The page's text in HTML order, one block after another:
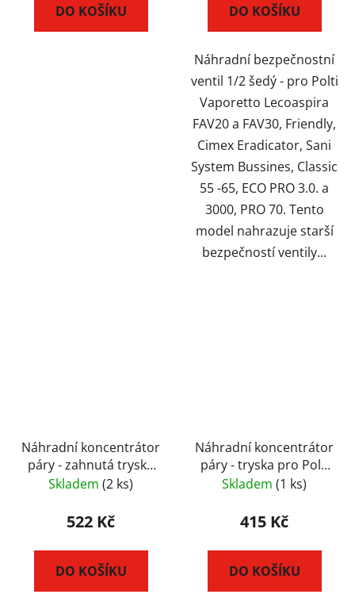
DO KOŠÍKU DO KOŠÍKU
Náhradní bezpečnostní
ventil 1/2 šedý - pro Polti
Vaporetto Lecoaspira
FAV20 a FAV30, Friendly,
Cimex Eradicator, Sani
System Bussines, Classic
55 -65, ECO PRO 3.0. a
3000, PRO 70. Tento
model nahrazuje starší
bezpečností ventily...
Náhradní koncentrátor
páry - zahnutá tryska
pro Polti Cimex, Sani
Skladem (2 ks)
522 Kč
DO KOŠÍKU
Náhradní koncentrátor
páry - tryska pro Polti
Cimex, Sani System
Skladem (1 ks)
415 Kč
DO KOŠÍKU